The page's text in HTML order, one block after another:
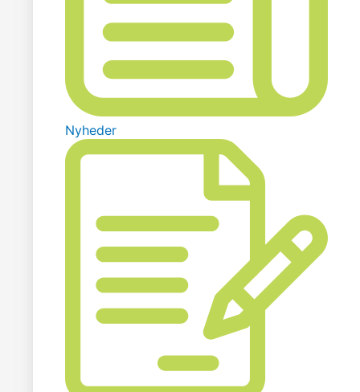
Nyheder